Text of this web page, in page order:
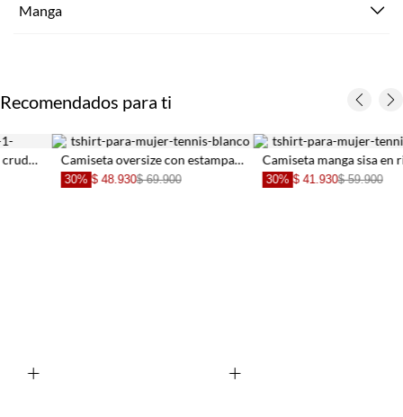
Manga
Recomendados para ti
Camiseta oversize con estampado blanca para mujer Camiseta manga sisa en rib blanca con diseño limpio para mujer
30% $ 41.930 $ 59.900 30% $ 62.930 $ 89.900